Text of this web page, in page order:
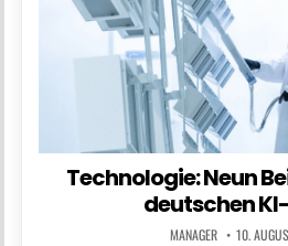
Technologie: Neun
deutschen
MANAGER 10.